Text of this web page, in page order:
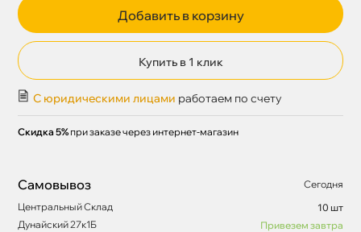
Добавить в корзину
Купить в 1 клик
С юридическими лицами работаем по счету
Скидка 5% при заказе через интернет-магазин
Самовывоз
Сегодня
Центральный Склад
10 шт
Дунайский 27к1Б
Привезем завтра